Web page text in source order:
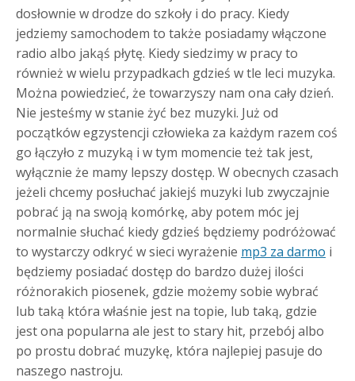
dosłownie w drodze do szkoły i do pracy. Kiedy
jedziemy samochodem to także posiadamy włączone
radio albo jakąś płytę. Kiedy siedzimy w pracy to
również w wielu przypadkach gdzieś w tle leci muzyka.
Można powiedzieć, że towarzyszy nam ona cały dzień.
Nie jesteśmy w stanie żyć bez muzyki. Już od
początków egzystencji człowieka za każdym razem coś
go łączyło z muzyką i w tym momencie też tak jest,
wyłącznie że mamy lepszy dostęp. W obecnych czasach
jeżeli chcemy posłuchać jakiejś muzyki lub zwyczajnie
pobrać ją na swoją komórkę, aby potem móc jej
normalnie słuchać kiedy gdzieś będziemy podróżować
to wystarczy odkryć w sieci wyrażenie mp3 za darmo i
będziemy posiadać dostęp do bardzo dużej ilości
różnorakich piosenek, gdzie możemy sobie wybrać
lub taką która właśnie jest na topie, lub taką, gdzie
jest ona popularna ale jest to stary hit, przebój albo
po prostu dobrać muzykę, która najlepiej pasuje do
naszego nastroju.